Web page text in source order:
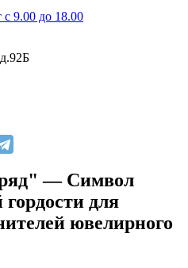
9.00 до 18.00
— Символ
для
ювелирного